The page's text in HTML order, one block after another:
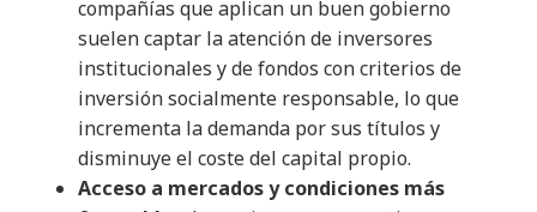
compañías que aplican un buen gobierno
suelen captar la atención de inversores
institucionales y de fondos con criterios de
inversión socialmente responsable, lo que
incrementa la demanda por sus títulos y
disminuye el coste del capital propio.
Acceso a mercados y condiciones más